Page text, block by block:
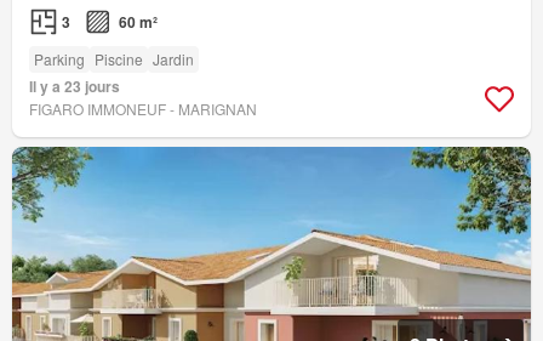
3 60 m²
Parking Piscine Jardin
Il y a 23 jours
FIGARO IMMONEUF - MARIGNAN